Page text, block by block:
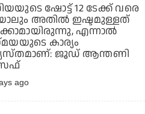
ഷോട്ട് 12 ടേക്ക് വരെ
അതില്‍ ഇഷ്ടമുള്ളത്
എന്നാല്‍
കാര്യം
ജൂഡ് ആന്തണി
ago